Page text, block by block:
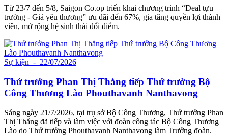
Từ 23/7 đến 5/8, Saigon Co.op triển khai chương trình “Deal tựu
trường - Giá yêu thương” ưu đãi đến 67%, gia tăng quyền lợi thành
viên, mở rộng hệ sinh thái đổi điểm.
Sự kiện - 22/07/2026
Thứ trưởng Phan Thị Thắng tiếp Thứ trưởng Bộ
Công Thương Lào Phouthavanh Nanthavong
Sáng ngày 21/7/2026, tại trụ sở Bộ Công Thương, Thứ trưởng Phan
Thị Thắng đã tiếp và làm việc với đoàn công tác Bộ Công Thương
Lào do Thứ trưởng Phouthavanh Nanthavong làm Trưởng đoàn.